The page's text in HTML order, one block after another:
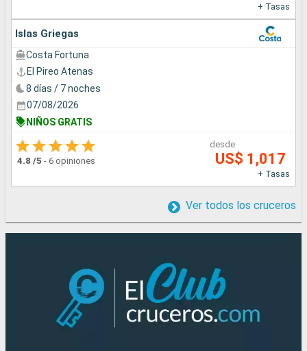
+ Tasas
Islas Griegas
Costa Fortuna
El Pireo Atenas
8 días / 7 noches
07/08/2026
NIÑOS GRATIS
4.8 /5 - 6 opiniones
desde
US$ 1,017
+ Tasas
Ver todos los cruceros